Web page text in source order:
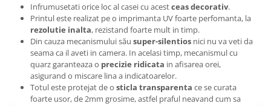
Tricouri cadou 20 ani
Tricouri cadou 30 ani
Tricouri cadou 40 ani
Tricouri cadou 50 ani
Tricouri cadou 60 ani
Tricouri motociclisti
Infrumusetati orice loc al casei cu acestceas decorativ.
Printul este realizat pe o imprimanta UV foarte perfomanta, la
rezolutie inalta, rezistand foarte mult in timp.
Din cauza mecanismului său super-silentios nici nu va veti da
seama ca il aveti in camera. In acelasi timp, mecanismul cu
quarz garanteaza o precizie ridicata in afisarea orei,
asigurand o miscare lina a indicatoarelor.
Totul este protejat de o sticla transparenta ce se curata
foarte usor, de 2mm grosime, astfel praful neavand cum sa